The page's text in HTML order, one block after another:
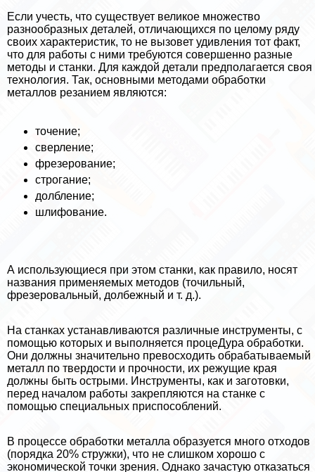
Если учесть, что существует великое множество
разнообразных деталей, отличающихся по целому ряду
своих хаpaктеристик, то не вызовет удивления тот факт,
что для работы с ними требуются совершенно разные
методы и станки. Для каждой детали предполагается своя
технология. Так, основными методами обработки
металлов резанием являются:
точение;
сверление;
фрезерование;
строгание;
долбление;
шлифование.
А использующиеся при этом станки, как правило, носят
названия применяемых методов (точильный,
фрезеровальный, долбежный и т. д.).
На станках устанавливаются различные инструменты, с
помощью которых и выполняется процеДypa обработки.
Они должны значительно превосходить обpaбатываемый
металл по твердости и прочности, их режущие края
должны быть острыми. Инструменты, как и заготовки,
перед началом работы закрепляются на станке с
помощью специальных приспособлений.
В процессе обработки металла образуется много отходов
(порядка 20% стружки), что не слишком хорошо с
экономической точки зрения. Однако зачастую отказаться